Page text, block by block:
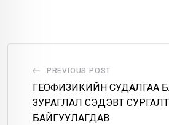
PREVIOUS POST
ГЕОФИЗИКИЙН СУДАЛГАА
ЗУРАГЛАЛ СЭДЭВТ
БАЙГУУЛАГДАВ